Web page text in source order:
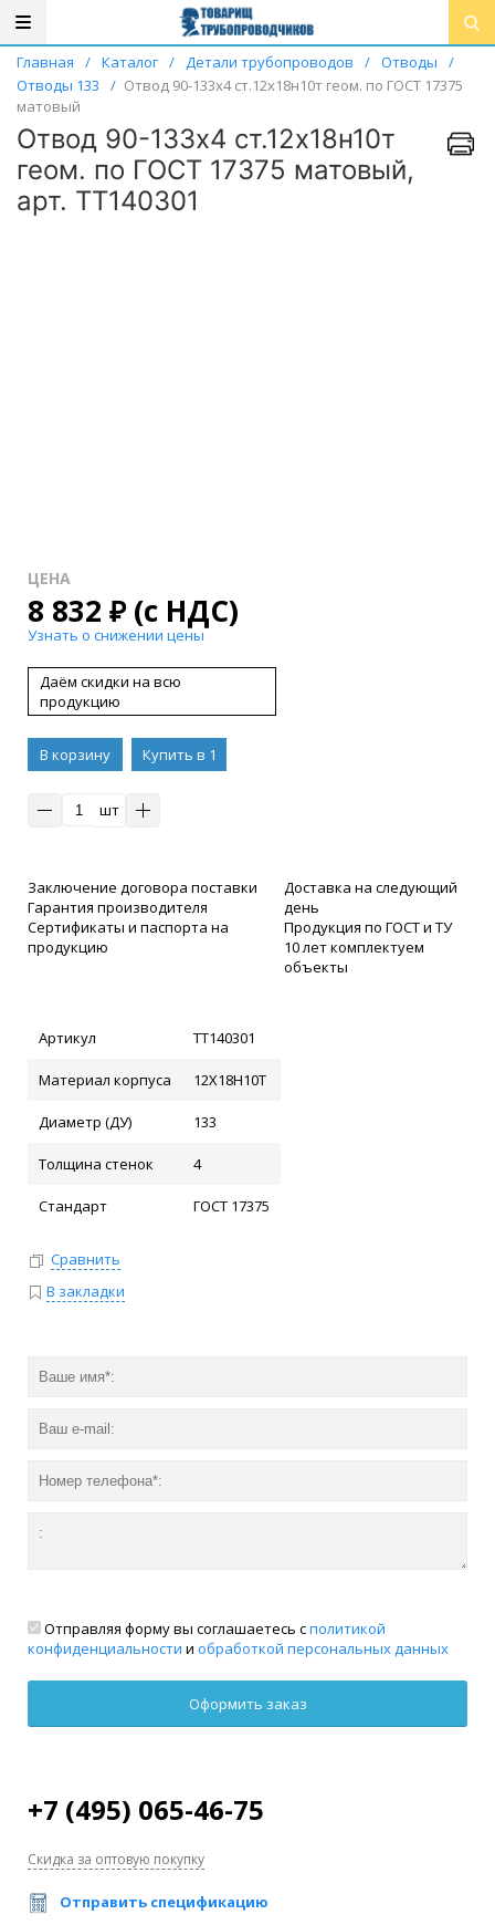
Главная / Каталог / Детали трубопроводов / Отводы
/
Отводы 133
/ Отвод 90-133х4 ст.12х18н10т геом. по ГОСТ 17375
матовый
Отвод 90-133х4 ст.12х18н10т
геом. по ГОСТ 17375 матовый,
арт. ТТ140301
ЦЕНА
8 832 ₽(с НДС)
Узнать о снижении цены
Даём скидки на всю
продукцию
В корзину
Купить в 1
шт
Заключение договора поставки
Гарантия производителя
Сертификаты и паспорта на
продукцию
Доставка на следующий
день
Продукция по ГОСТ и ТУ
10 лет комплектуем
объекты
Артикул ТТ140301
Материал корпуса 12Х18Н10Т
Диаметр (ДУ) 133
Толщина стенок 4
Стандарт ГОСТ 17375
Сравнить
В закладки
Отправляя форму вы соглашаетесь сполитикой
конфиденциальности и обработкой персональных данных
+7 (495) 065-46-75
Скидка за оптовую покупку
Отправить спецификацию